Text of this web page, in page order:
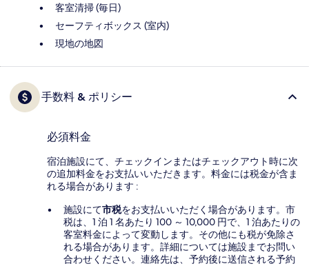
客室清掃 (毎日)
セーフティボックス (室内)
現地の地図
手数料 & ポリシー
必須料金
宿泊施設にて、チェックインまたはチェックアウト時に次
の追加料金をお支払いいただきます。料金には税金が含ま
れる場合があります :
施設にて市税をお支払いいただく場合があります。市
税は、1 泊 1 名あたり 100 ～ 10,000 円で、1 泊あたりの
客室料金によって変動します。その他にも税が免除さ
れる場合があります。詳細については施設までお問い
合わせください。連絡先は、予約後に送信される予約